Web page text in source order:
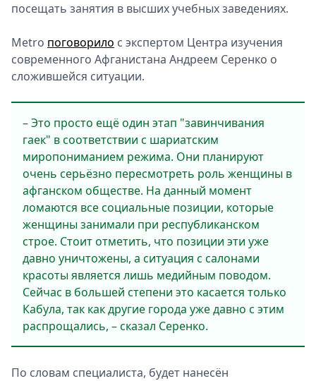
посещать занятия в высших учебных заведениях.
Metro поговорило с экспертом Центра изучения
современного Афганистана Андреем Серенко о
сложившейся ситуации.
– Это просто ещё один этап "завинчивания
гаек" в соответствии с шариатским
миропониманием режима. Они планируют
очень серьёзно пересмотреть роль женщины в
афганском обществе. На данный момент
ломаются все социальные позиции, которые
женщины занимали при республиканском
строе. Стоит отметить, что позиции эти уже
давно уничтожены, а ситуация с салонами
красоты является лишь медийным поводом.
Сейчас в большей степени это касается только
Кабула, так как другие города уже давно с этим
распрощались, – сказал Серенко.
По словам специалиста, будет нанесён